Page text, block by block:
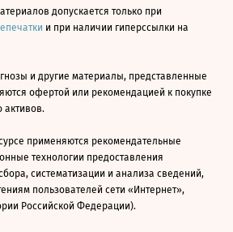
допускается только при
и при наличии гиперссылки на
и другие материалы, представленные
офертой или рекомендацией к покупке
активов.
применяются рекомендательные
технологии предоставления
систематизации и анализа сведений,
пользователей сети «Интернет»,
Российской Федерации).